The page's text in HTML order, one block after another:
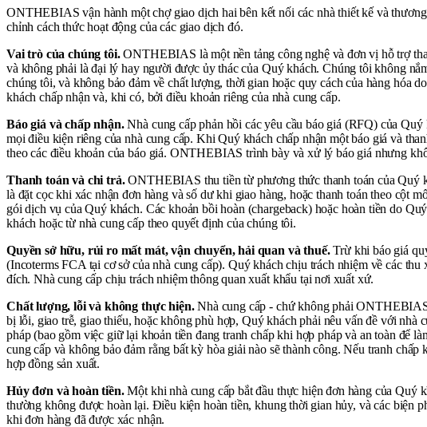
ONTHEBIAS vận hành một chợ giao dịch hai bên kết nối các nhà thiết kế và
chỉnh cách thức hoạt động của các giao dịch đó.
Vai trò của chúng tôi.ONTHEBIAS là một nền tảng công nghệ và đơn vị hỗ trợ
và không phải là đại lý hay người được ủy thác của Quý khách. Chúng tôi không
chúng tôi, và không bảo đảm về chất lượng, thời gian hoặc quy cách của hàng hóa
khách chấp nhận và, khi có, bởi điều khoản riêng của nhà cung cấp.
Báo giá và chấp nhận.Nhà cung cấp phản hồi các yêu cầu báo giá (RFQ) của
mọi điều kiện riêng của nhà cung cấp. Khi Quý khách chấp nhận một báo giá và
theo các điều khoản của báo giá. ONTHEBIAS trình bày và xử lý báo giá nhưng
Thanh toán và chi trả.ONTHEBIAS thu tiền từ phương thức thanh toán của Quý
là đặt cọc khi xác nhận đơn hàng và số dư khi giao hàng, hoặc thanh toán theo
gói dịch vụ của Quý khách. Các khoản bồi hoàn (chargeback) hoặc hoàn tiền do
khách hoặc từ nhà cung cấp theo quyết định của chúng tôi.
Quyền sở hữu, rủi ro mất mát, vận chuyển, hải quan và thuế.Trừ khi báo giá
(Incoterms FCA tại cơ sở của nhà cung cấp). Quý khách chịu trách nhiệm về các
đích. Nhà cung cấp chịu trách nhiệm thông quan xuất khẩu tại nơi xuất xứ.
Chất lượng, lỗi và không thực hiện.Nhà cung cấp - chứ không phải ONTHEBIAS
bị lỗi, giao trễ, giao thiếu, hoặc không phù hợp, Quý khách phải nêu vấn đề với
pháp (bao gồm việc giữ lại khoản tiền đang tranh chấp khi hợp pháp và an toàn
cung cấp và không bảo đảm rằng bất kỳ hòa giải nào sẽ thành công. Nếu tranh
hợp đồng sản xuất.
Hủy đơn và hoàn tiền.Một khi nhà cung cấp bắt đầu thực hiện đơn hàng của Quý
thường không được hoàn lại. Điều kiện hoàn tiền, khung thời gian hủy, và các biện
khi đơn hàng đã được xác nhận.